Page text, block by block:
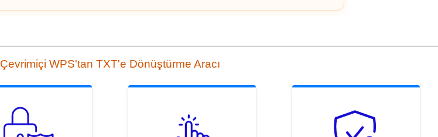
Çevrimiçi WPS'tan TXT'e Dönüştürme Aracı